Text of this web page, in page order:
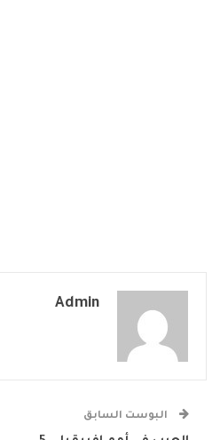
Admin
البوست السابق